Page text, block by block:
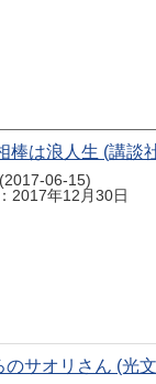
棒は浪人生 (講談
06-15)
2017年12月30日
のサオリさん (光